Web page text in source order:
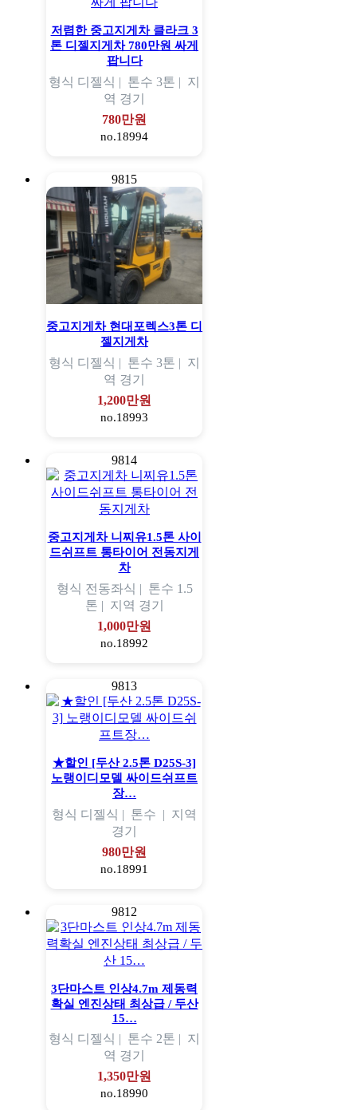
저렴한 중고지게차 클라크 3
톤 디젤지게차 780만원 싸게
팝니다
형식 디젤식 | 톤수 3톤 | 지
역 경기
780만원
no.18994
9815
중고지게차 현대포렉스3톤 디
젤지게차
형식 디젤식 | 톤수 3톤 | 지
역 경기
1,200만원
no.18993
9814
중고지게차 니찌유1.5톤 사이
드쉬프트 통타이어 전동지게
차
형식 전동좌식 | 톤수 1.5
톤 | 지역 경기
1,000만원
no.18992
9813
★할인 [두산 2.5톤 D25S-3]
노랭이디모델 싸이드쉬프트
장…
형식 디젤식 | 톤수 | 지역
경기
980만원
no.18991
9812
3단마스트 인상4.7m 제동력
확실 엔진상태 최상급 / 두산
15…
형식 디젤식 | 톤수 2톤 | 지
역 경기
1,350만원
no.18990